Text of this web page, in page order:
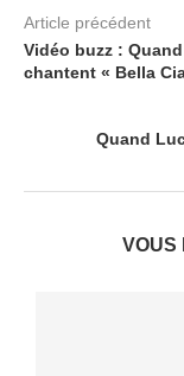
Article précédent
Vidéo buzz :
chantent « Bella
Quand
VOUS